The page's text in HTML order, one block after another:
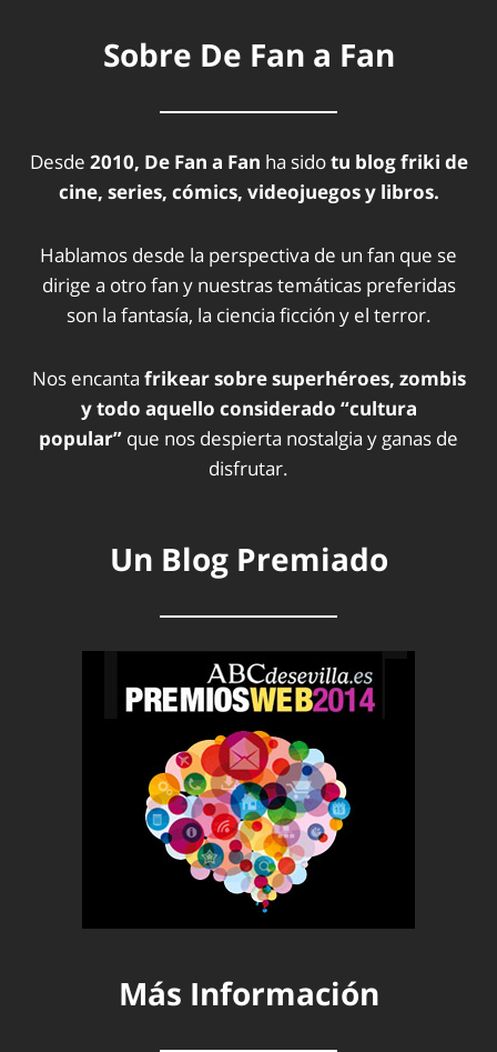
Sobre De Fan a Fan
Desde 2010, De Fan a Fan ha sidotu blog friki de
cine, series, cómics, videojuegos y libros.
Hablamos desde la perspectiva de un fan que se
dirige a otro fan y nuestras temáticas preferidas
son la fantasía, la ciencia ficción y el terror.
Nos encanta frikear sobre superhéroes, zombis
y todo aquello considerado “cultura
popular” que nos despierta nostalgia y ganas de
disfrutar.
Un Blog Premiado
Más Información